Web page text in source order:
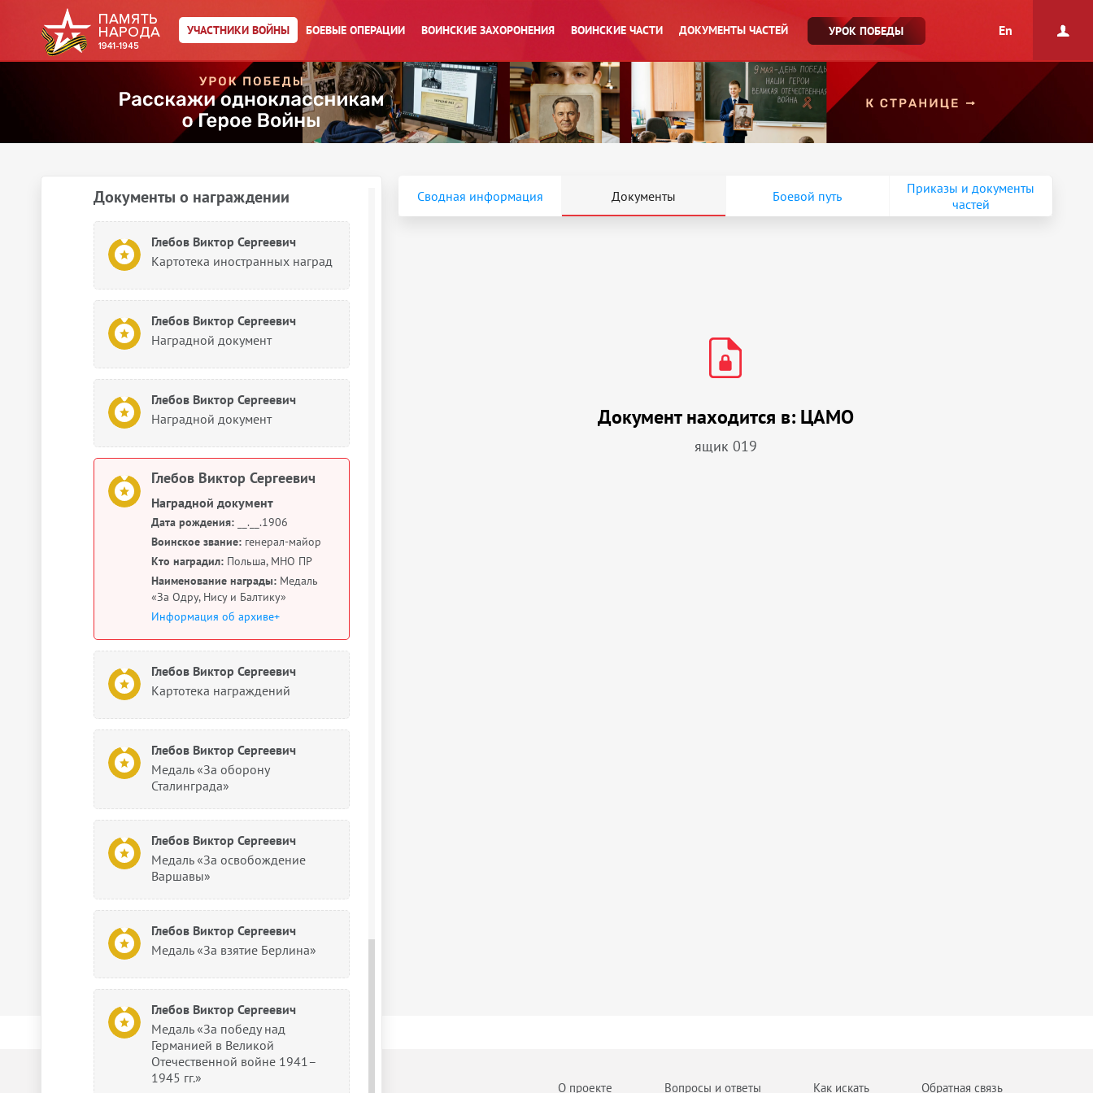
УЧАСТНИКИ ВОЙНЫ БОЕВЫЕ ОПЕРАЦИИ ВОИНСКИЕ ЗАХОРОНЕНИЯ ВОИНСКИЕ ЧАСТИ ДОКУМЕНТЫ ЧАСТЕЙ УРОК ПОБЕДЫ En
Глебов Виктор Сергеевич
Именной список части
Глебов Виктор Сергеевич
Именной список части
Документы о награждении
Глебов Виктор Сергеевич
Картотека иностранных наград
Глебов Виктор Сергеевич
Наградной документ
Глебов Виктор Сергеевич
Наградной документ
Глебов Виктор Сергеевич
Наградной документ
Дата рождения: __.__.1906
Воинское звание: генерал-майор
Кто наградил: Польша, МНО ПР
Наименование награды: Медаль
«За Одру, Нису и Балтику»
Информация об архиве+
Глебов Виктор Сергеевич
Картотека награждений
Глебов Виктор Сергеевич
Медаль «За оборону
Сталинграда»
Глебов Виктор Сергеевич
Медаль «За освобождение
Варшавы»
Глебов Виктор Сергеевич
Медаль «За взятие Берлина»
Глебов Виктор Сергеевич
Медаль «За победу над
Германией в Великой
Отечественной войне 1941–
1945 гг.»
Сводная информация Документы Боевой путь
Приказы и документы
частей
Документ находится в: ЦАМО
ящик 019
О проекте Вопросы и ответы Как искать Обратная связь